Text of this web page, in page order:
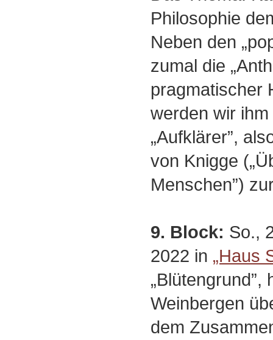
Philosophie
Neben den
zumal die
pragmatischer
werden wir
„Aufklärer”,
von Knigge
Menschen”)
9. Block: So.,
2022 in „Haus
„Blütengrund”,
Weinbergen
dem